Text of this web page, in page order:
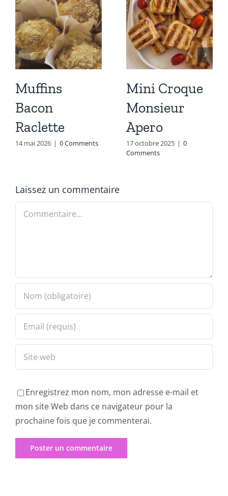
Muffins
Bacon
Raclette
14 mai 2026 | 0 Comments
Mini Croque
Monsieur
Apero
17 octobre 2025 | 0
Comments
Laissez un commentaire
Commentaire
Enregistrez mon nom, mon adresse e-mail et
mon site Web dans ce navigateur pour la
prochaine fois que je commenterai.